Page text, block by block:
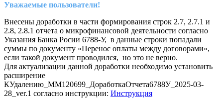
Уважаемые пользователи!
Внесены доработки в части формирования строк 2.7, 2.7.1 и
2.8, 2.8.1 отчета о микрофинансовой деятельности согласно
Указания Банка Росии 6788-У, в данные строки попадали
суммы по документу «Перенос оплаты между договорами»,
если такой документ проводился, но это не верно.
Для актуализации данной доработки необходимо установить
расширение
КУдалению_ММ120699_ДоработкаОтчета6788У_2025-03-
28_ver.1 согласно инструкции: Инструкция